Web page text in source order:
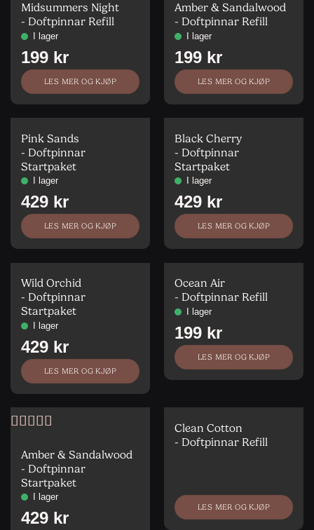
Midsummers Night
- Doftpinnar Refill
LES MER OG KJØP
Amber & Sandalwood
- Doftpinnar Refill
LES MER OG KJØP
Pink Sands
- Doftpinnar
Startpaket
LES MER OG KJØP
Black Cherry
- Doftpinnar
Startpaket
LES MER OG KJØP
Wild Orchid
- Doftpinnar
Startpaket
LES MER OG KJØP
Ocean Air
- Doftpinnar Refill
LES MER OG KJØP
Amber & Sandalwood
- Doftpinnar
Startpaket
Clean Cotton
- Doftpinnar Refill
LES MER OG KJØP